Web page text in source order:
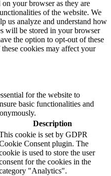
on your browser as they are
of the website. We
us analyze and understand how
will be stored in your browser
the option to opt-out of these
cookies may affect your
for the website to
basic functionalities and
Description
cookie is set by GDPR
Consent plugin. The
is used to store the user
for the cookies in the
"Analytics".